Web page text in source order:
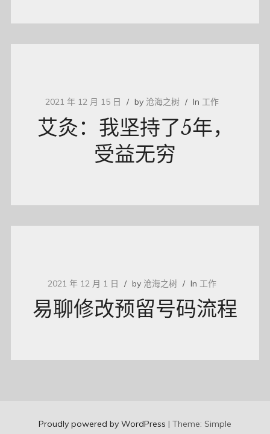
2021 年 12 月 15 日 by 沧海之树 In 工作
艾灸：我坚持了5年，
受益无穷
2021 年 12 月 1 日 by 沧海之树 In 工作
易聊修改预留号码流程
Proudly powered by WordPress | Theme: Simple